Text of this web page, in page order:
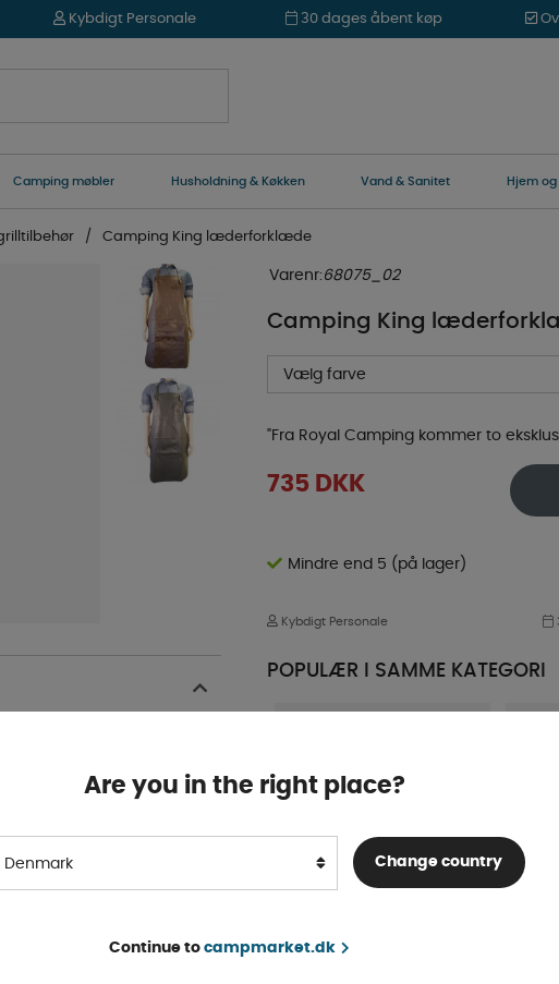
Kybdigt Personale 30 dages åbent køp
Camping møbler Husholdning & Køkken Vand & Sanitet Hjem
Camping King læderforklæde
Varenr: 68075_02
Camping King
Vælg farve
"Fra Royal Camping kommer to
735 DKK
Mindre end 5 (på lager)
Kybdigt Personale
POPULÆR I SAMME KATEGORI
Cobb Cobble Stone, pakke
Are you in the right place?
Denmark Change country
Continue to campmarket.dk